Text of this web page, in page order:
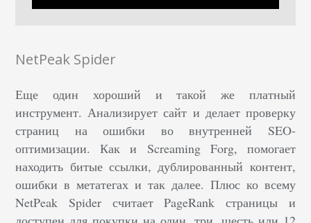
NetPeak Spider
Еще один хороший и такой же платный
инструмент. Анализирует сайт и делает проверку
страниц на ошибки во внутренней SEO-
оптимизации. Как и Screaming Forg, помогает
находить битые ссылки, дублированный контент,
ошибки в метатегах и так далее. Плюс ко всему
NetPeak Spider считает PageRank страницы и